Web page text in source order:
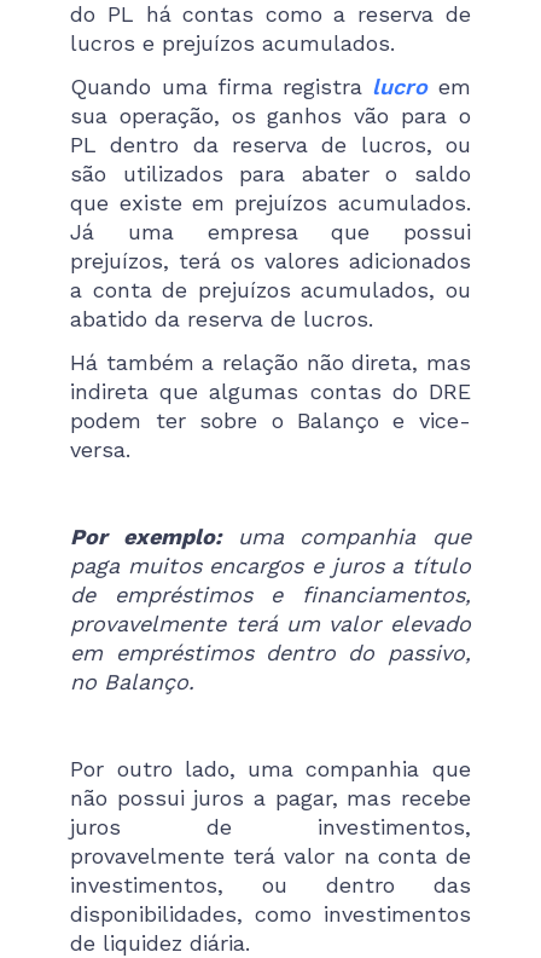
do PL há contas como a reserva de
lucros e prejuízos acumulados.
Quando uma firma registra lucro em
sua operação, os ganhos vão para o
PL dentro da reserva de lucros, ou
são utilizados para abater o saldo
que existe em prejuízos acumulados.
Já uma empresa que possui
prejuízos, terá os valores adicionados
a conta de prejuízos acumulados, ou
abatido da reserva de lucros.
Há também a relação não direta, mas
indireta que algumas contas do DRE
podem ter sobre o Balanço e vice-
versa.
Por exemplo:uma companhia que
paga muitos encargos e juros a título
de empréstimos e financiamentos,
provavelmente terá um valor elevado
em empréstimos dentro do passivo,
no Balanço.
Por outro lado, uma companhia que
não possui juros a pagar, mas recebe
juros de investimentos,
provavelmente terá valor na conta de
investimentos, ou dentro das
disponibilidades, como investimentos
de liquidez diária.